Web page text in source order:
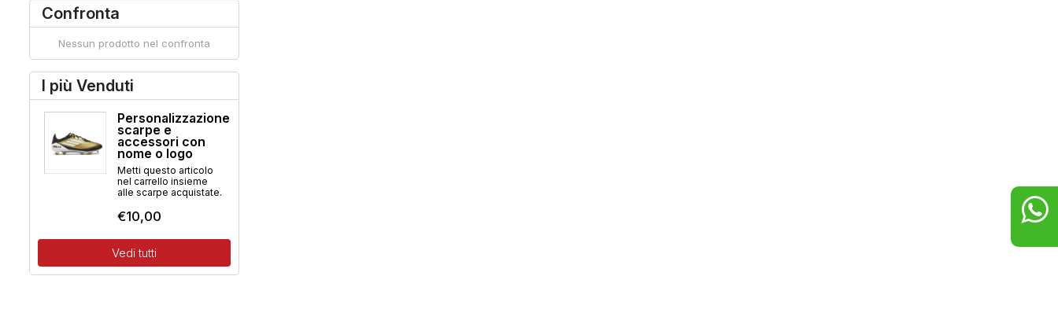
Confronta
Nessun prodotto nel confronta
I più Venduti
Personalizzazione
scarpe e
accessori con
nome o logo
Metti questo articolo
nel carrello insieme
alle scarpe acquistate.
€10,00
Vedi tutti